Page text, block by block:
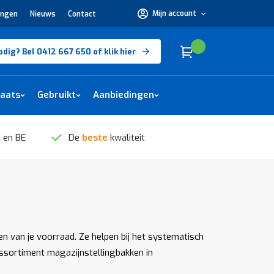
Nieuws Contact Mijn account
nodig?
Bel 0412 667 650 of klik hier Winkelwagen
Cart
Gebruikt Aanbiedingen
BE De beste kwaliteit
van je voorraad. Ze helpen bij het systematisch
magazijnstellingbakken in